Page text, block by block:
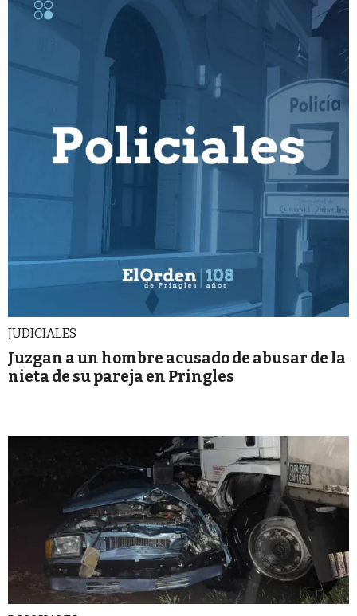
JUDICIALES
Juzgan a un hombre acusado de abusar de la
nieta de su pareja en Pringles